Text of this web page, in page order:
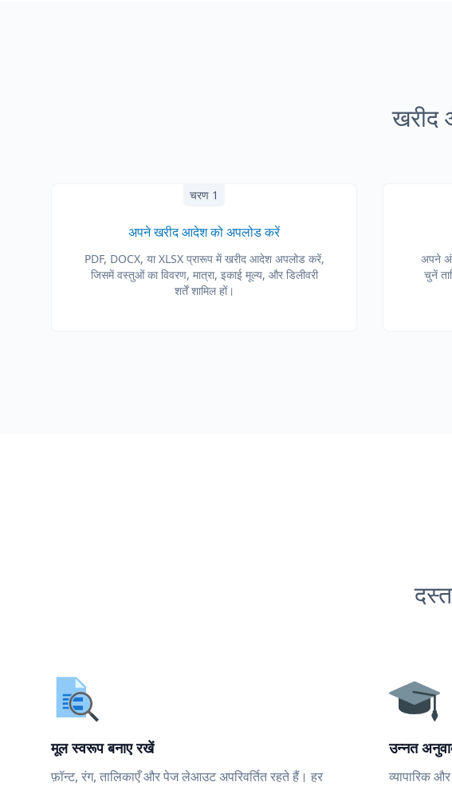
खरीद
चरण 1
अपने खरीद आदेश को अपलोड करें
PDF, DOCX, या XLSX प्रारूप में खरीद आदेश अपलोड करें,
जिसमें वस्तुओं का विवरण, मात्रा, इकाई मूल्य, और डिलीवरी
शर्तें शामिल हों।
अपने
चुनें
मूल स्वरूप बनाए रखें
फ़ॉन्ट, रंग, तालिकाएँ और पेज लेआउट अपरिवर्तित रहते हैं। हर
उन्नत
व्यापारिक